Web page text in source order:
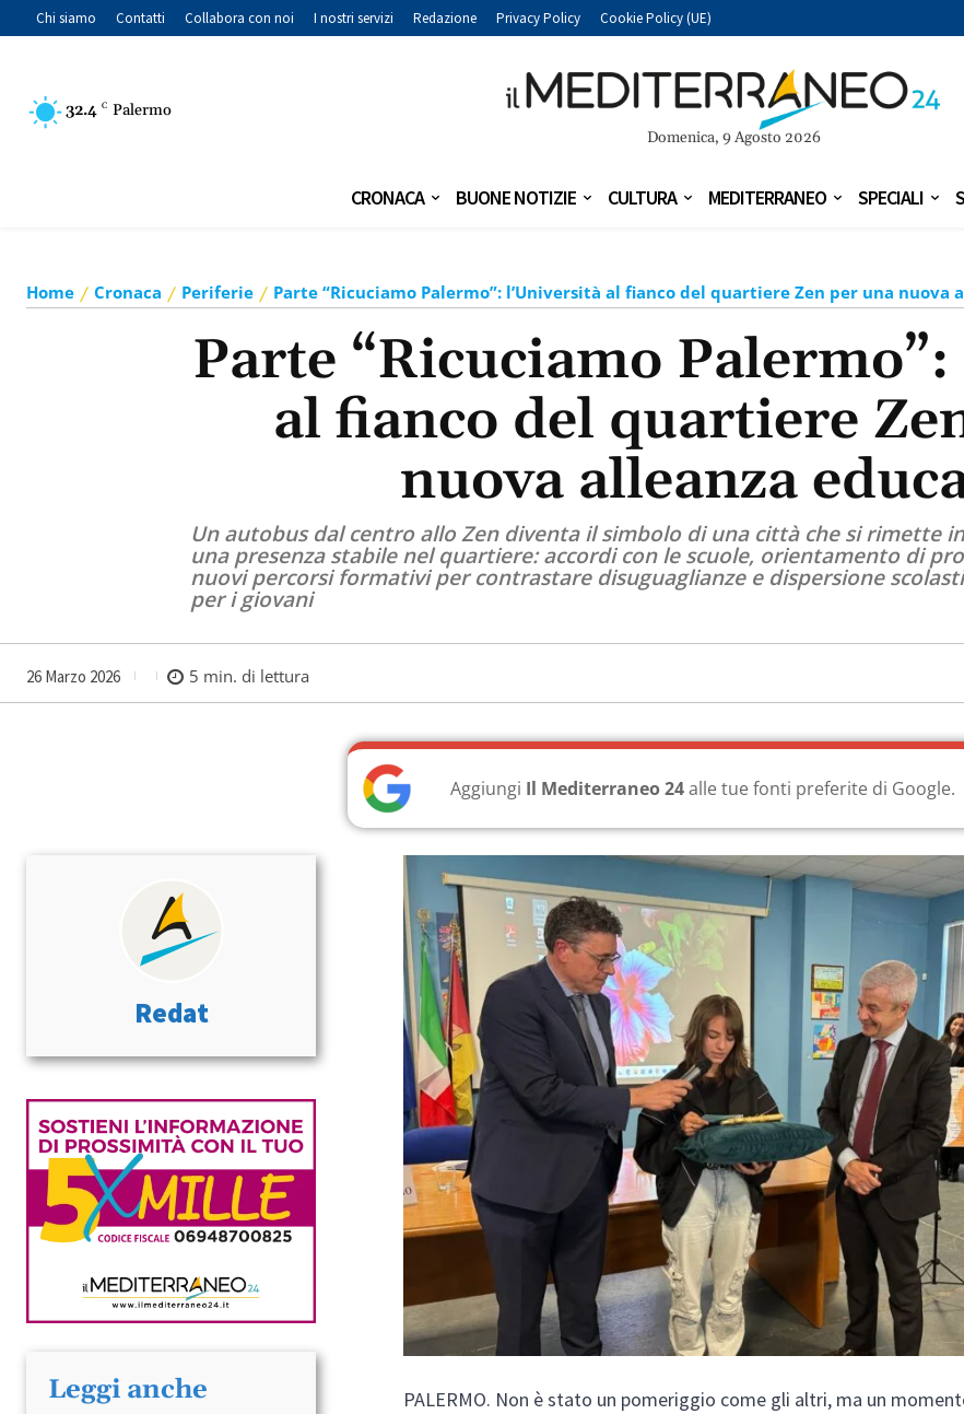
Chi siamo Contatti Collabora con noi I nostri servizi Redazione Privacy Policy Cookie Policy (UE)
32.4 C Palermo
Domenica, 9 Agosto 2026
CRONACA BUONE NOTIZIE CULTURA MEDITERRANEO SPECIALI
Home Cronaca Periferie Parte “Ricuciamo Palermo”: l’Università al fianco del quartiere Zen per una nuova
Parte “Ricuciamo
al fianco del quartiere
nuova alleanza
Un autobus dal centro allo Zen diventa il simbolo di una città che si rimette
una presenza stabile nel quartiere: accordi con le scuole, orientamento di
nuovi percorsi formativi per contrastare disuguaglianze e dispersione
per i giovani
26 Marzo 2026 5 min. di lettura
Aggiungi Il Mediterraneo 24alle tue fonti preferite di Google.
Redat
Leggi anche
PALERMO. Non è stato un pomeriggio come gli altri, ma un